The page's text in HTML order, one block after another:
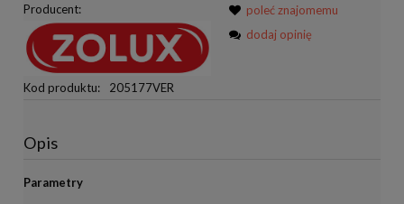
Producent:
Kod produktu: 205177VER
poleć znajomemu
dodaj opinię
Opis
Parametry